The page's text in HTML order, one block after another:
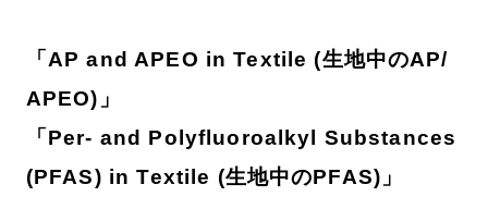
「AP and APEO in Textile (生地中のAP/
APEO)」
「Per- and Polyfluoroalkyl Substances
(PFAS) in Textile (生地中のPFAS)」